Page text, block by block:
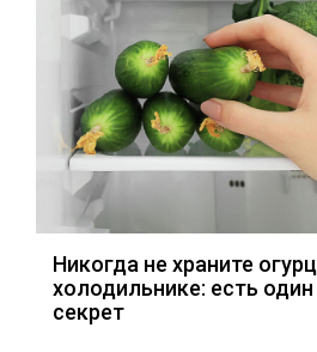
Никогда не храните
холодильнике: есть
секрет